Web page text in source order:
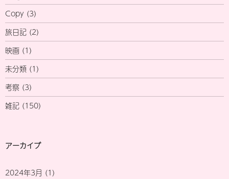
Copy (3)
旅日記 (2)
映画 (1)
未分類 (1)
考察 (3)
雑記 (150)
アーカイブ
2024年3月 (1)